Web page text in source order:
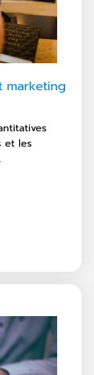
marketing
et les